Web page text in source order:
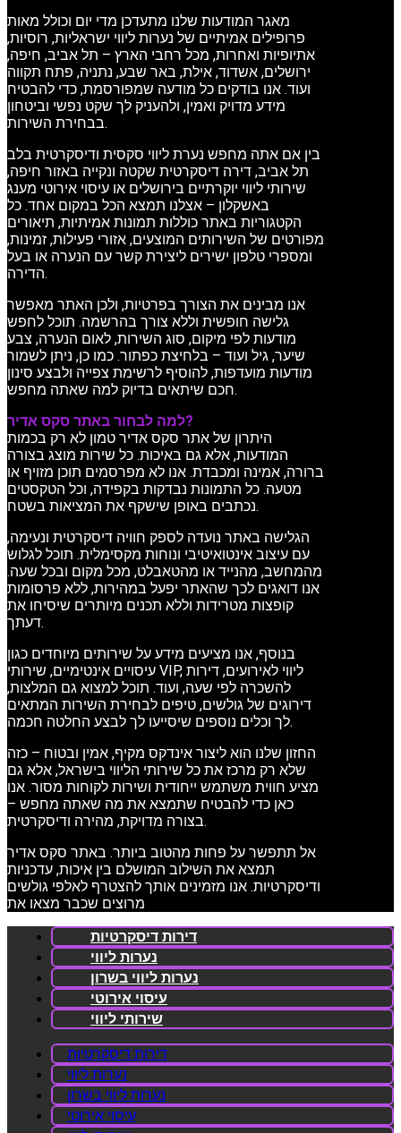
מאגר המודעות שלנו מתעדכן מדי יום וכולל מאות
פרופילים אמיתיים של נערות ליווי ישראליות, רוסיות,
אתיופיות ואחרות, מכל רחבי הארץ – תל אביב, חיפה,
ירושלים, אשדוד, אילת, באר שבע, נתניה, פתח תקווה
ועוד. אנו בודקים כל מודעה שמפורסמת, כדי להבטיח
מידע מדויק ואמין, ולהעניק לך שקט נפשי וביטחון
בבחירת השירות.
בין אם אתה מחפש נערת ליווי סקסית ודיסקרטית בלב
תל אביב, דירה דיסקרטית שקטה ונקייה באזור חיפה,
שירותי ליווי יוקרתיים בירושלים או עיסוי אירוטי מענג
באשקלון – אצלנו תמצא הכל במקום אחד. כל
הקטגוריות באתר כוללות תמונות אמיתיות, תיאורים
מפורטים של השירותים המוצעים, אזורי פעילות, זמינות,
ומספרי טלפון ישירים ליצירת קשר עם הנערה או בעל
הדירה.
אנו מבינים את הצורך בפרטיות, ולכן האתר מאפשר
גלישה חופשית וללא צורך בהרשמה. תוכל לחפש
מודעות לפי מיקום, סוג השירות, לאום הנערה, צבע
שיער, גיל ועוד – בלחיצת כפתור. כמו כן, ניתן לשמור
מודעות מועדפות, להוסיף לרשימת צפייה ולבצע סינון
חכם שיתאים בדיוק למה שאתה מחפש.
למה לבחור באתר סקס אדיר?
היתרון של אתר סקס אדיר טמון לא רק בכמות
המודעות, אלא גם באיכות. כל שירות מוצג בצורה
ברורה, אמינה ומכבדת. אנו לא מפרסמים תוכן מזויף או
מטעה. כל התמונות נבדקות בקפידה, וכל הטקסטים
נכתבים באופן שישקף את המציאות בשטח.
הגלישה באתר נועדה לספק חוויה דיסקרטית ונעימה,
עם עיצוב אינטואיטיבי ונוחות מקסימלית. תוכל לגלוש
מהמחשב, מהנייד או מהטאבלט, מכל מקום ובכל שעה.
אנו דואגים לכך שהאתר יפעל במהירות, ללא פרסומות
קופצות מטרידות וללא תכנים מיותרים שיסיחו את
דעתך.
בנוסף, אנו מציעים מידע על שירותים מיוחדים כגון
עיסויים אינטימיים, שירותי VIP, ליווי לאירועים, דירות
להשכרה לפי שעה, ועוד. תוכל למצוא גם המלצות,
דירוגים של גולשים, טיפים לבחירת השירות המתאים
לך וכלים נוספים שיסייעו לך לבצע החלטה חכמה.
החזון שלנו הוא ליצור אינדקס מקיף, אמין ובטוח – כזה
שלא רק מרכז את כל שירותי הליווי בישראל, אלא גם
מציע חווית משתמש ייחודית ושירות לקוחות מסור. אנו
כאן כדי להבטיח שתמצא את מה שאתה מחפש –
בצורה מדויקת, מהירה ודיסקרטית.
אל תתפשר על פחות מהטוב ביותר. באתר סקס אדיר
תמצא את השילוב המושלם בין איכות, עדכניות
ודיסקרטיות. אנו מזמינים אותך להצטרף לאלפי גולשים
מרוצים שכבר מצאו את
דירות דיסקרטיות
נערות ליווי
נערות ליווי בשרון
עיסוי אירוטי
שירותי ליווי
דירות דיסקרטיות
נערות ליווי
נערות ליווי בשרון
עיסוי אירוטי